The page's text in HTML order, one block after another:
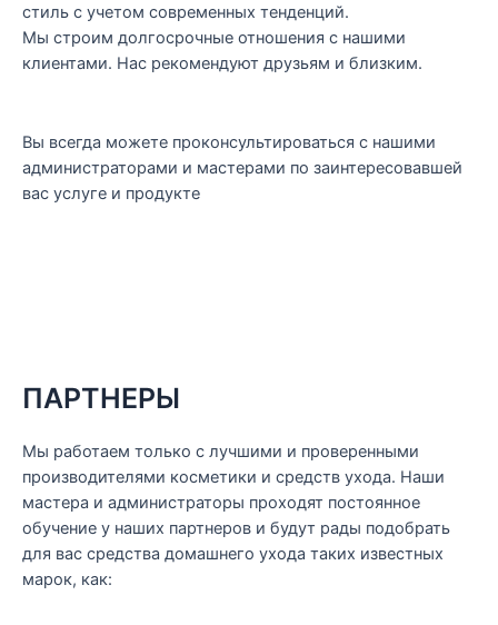
стиль с учетом современных тенденций.
Мы строим долгосрочные отношения с нашими
клиентами. Нас рекомендуют друзьям и близким.
Вы всегда можете проконсультироваться с нашими
администраторами и мастерами по заинтересовавшей
вас услуге и продукте
ПАРТНЕРЫ
Мы работаем только с лучшими и проверенными
производителями косметики и средств ухода. Наши
мастера и администраторы проходят постоянное
обучение у наших партнеров и будут рады подобрать
для вас средства домашнего ухода таких известных
марок, как: